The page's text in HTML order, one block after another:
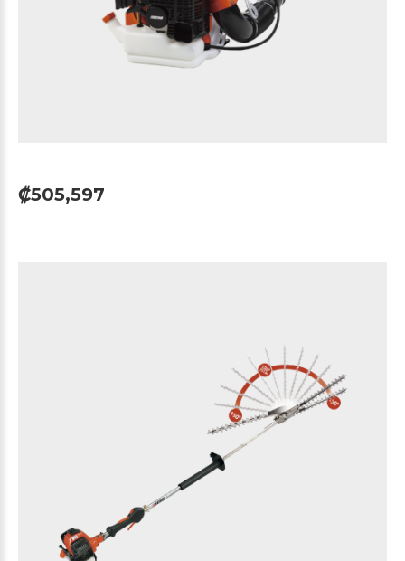
₡505,597